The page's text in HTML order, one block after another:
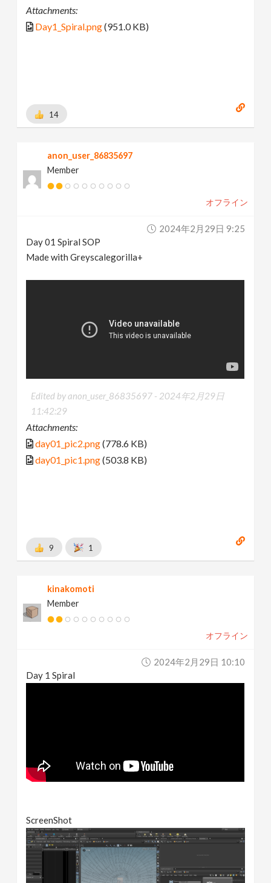
Attachments:
Day1_Spiral.png(951.0 KB)
14
anon_user_86835697
Member
オフライン
2024年2月29日 9:25
Day 01 Spiral SOP
Made with Greyscalegorilla+
Edited by anon_user_86835697 - 2024年2月29日
11:42:29
Attachments:
day01_pic2.png(778.6 KB)
day01_pic1.png(503.8 KB)
9 1
kinakomoti
Member
オフライン
2024年2月29日 10:10
Day 1 Spiral
ScreenShot